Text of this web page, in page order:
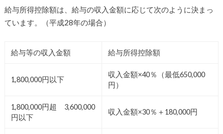
給与所得控除額は、給与の収入金額に応じて次のように決まっ
ています。（平成28年の場合）
給与等の収入金額 給与所得控除額
1,800,000円以下
収入金額×40％（最低650,000
円）
1,800,000円超 3,600,000
円以下
収入金額×30％＋180,000円